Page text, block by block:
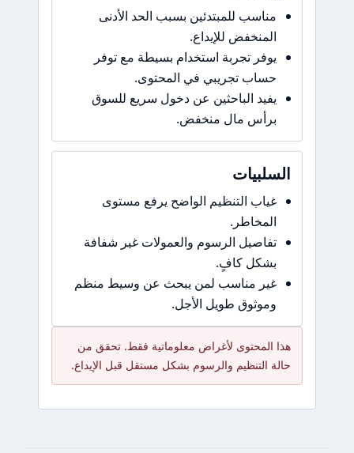
مناسب للمبتدئين بسبب الحد الأدنى
المنخفض للإيداع.
يوفر تجربة استخدام بسيطة مع توفر
حساب تجريبي في المحتوى.
يفيد الباحثين عن دخول سريع للسوق
برأس مال منخفض.
السلبيات
غياب التنظيم الواضح يرفع مستوى
المخاطر.
تفاصيل الرسوم والعمولات غير شفافة
بشكل كافٍ.
غير مناسب لمن يبحث عن وسيط منظم
وموثوق طويل الأجل.
هذا المحتوى لأغراض معلوماتية فقط. تحقق من
حالة التنظيم والرسوم بشكل مستقل قبل الإيداع.